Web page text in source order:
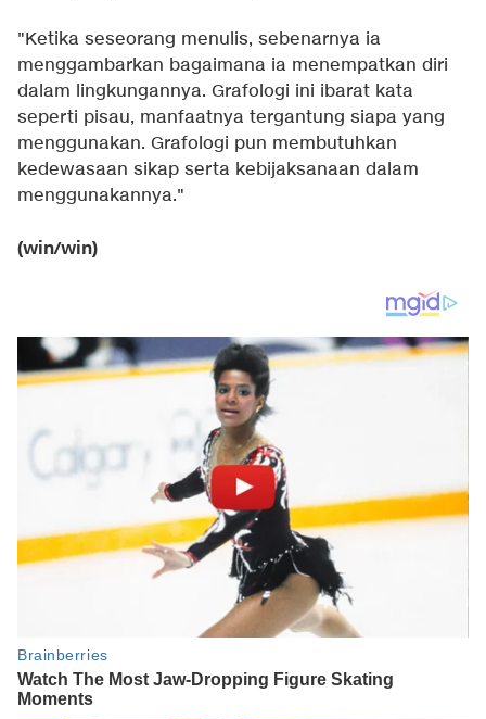
"Ketika seseorang menulis, sebenarnya ia
menggambarkan bagaimana ia menempatkan diri
dalam lingkungannya. Grafologi ini ibarat kata
seperti pisau, manfaatnya tergantung siapa yang
menggunakan. Grafologi pun membutuhkan
kedewasaan sikap serta kebijaksanaan dalam
menggunakannya."
(win/win)